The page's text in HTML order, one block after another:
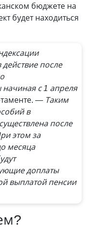
бюджете на
будет находиться
после
с 1 апреля
— Таким
в
после
этом за
месяца
доплаты
выплатой пенсии